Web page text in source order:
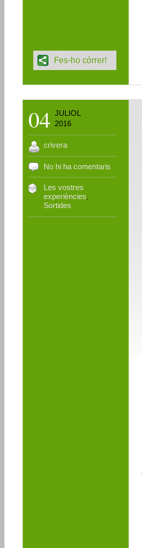
Fes-ho córrer!
04 JULIOL
2016
crivera
No hi ha comentaris
Les vostres
experiències,
Sortides